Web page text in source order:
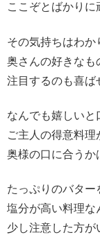
ここぞとばかりに
その気持ちはわか
奥さんの好きなも
注目するのも喜ば
なんでも嬉しいと
ご主人の得意料理
奥様の口に合うか
たっぷりのバター
塩分が高い料理な
少し注意した方が